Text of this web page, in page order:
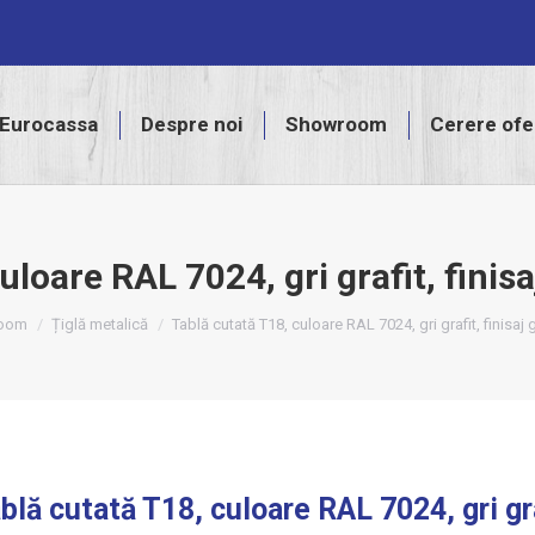
Eurocassa Despre noi Showroom Cerere
RAL 7024, gri grafit,
Țiglă metalică Tablă cutată T18, culoare RAL 7024, gri grafit, finisaj
cutată T18, culoare RAL 7024, gri
Despre noi Showroom Cerere ofertă